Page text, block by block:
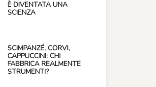
È DIVENTATA UNA
SCIENZA
SCIMPANZÉ, CORVI,
CAPPUCCINI: CHI
FABBRICA REALMENTE
STRUMENTI?